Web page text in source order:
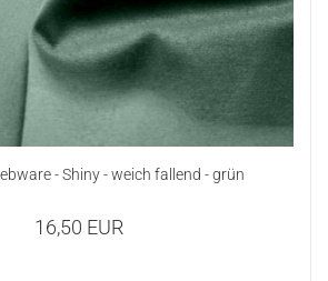
- Shiny - weich fallend - grün
16,50 EUR